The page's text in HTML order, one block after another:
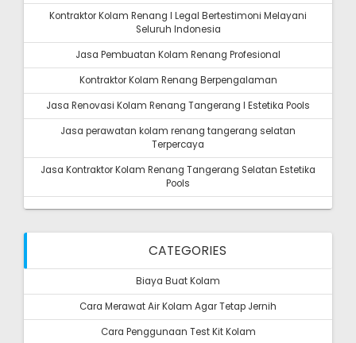
Kontraktor Kolam Renang I Legal Bertestimoni Melayani
Seluruh Indonesia
Jasa Pembuatan Kolam Renang Profesional
Kontraktor Kolam Renang Berpengalaman
Jasa Renovasi Kolam Renang Tangerang I Estetika Pools
Jasa perawatan kolam renang tangerang selatan
Terpercaya
Jasa Kontraktor Kolam Renang Tangerang Selatan Estetika
Pools
CATEGORIES
Biaya Buat Kolam
Cara Merawat Air Kolam Agar Tetap Jernih
Cara Penggunaan Test Kit Kolam